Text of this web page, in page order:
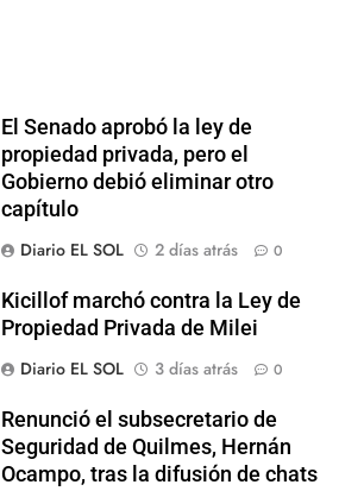
El Senado aprobó la ley de
propiedad privada, pero el
Gobierno debió eliminar otro
capítulo
Diario EL SOL
2 días atrás 0
Kicillof marchó contra la Ley de
Propiedad Privada de Milei
Diario EL SOL
3 días atrás 0
Renunció el subsecretario de
Seguridad de Quilmes, Hernán
Ocampo, tras la difusión de chats